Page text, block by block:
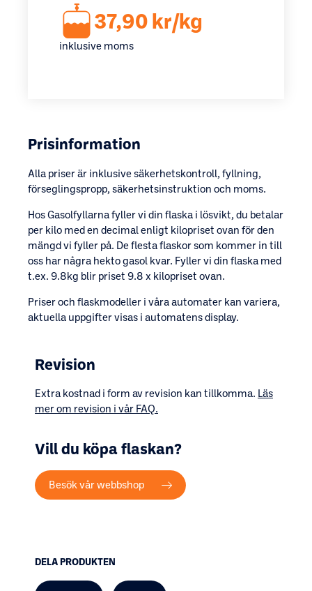
37,90 kr/kg
inklusive moms
Prisinformation
Alla priser är inklusive säkerhetskontroll, fyllning,
förseglingspropp, säkerhetsinstruktion och moms.
Hos Gasolfyllarna fyller vi din flaska i lösvikt, du betalar
per kilo med en decimal enligt kilopriset ovan för den
mängd vi fyller på. De flesta flaskor som kommer in till
oss har några hekto gasol kvar. Fyller vi din flaska med
t.ex. 9.8kg blir priset 9.8 x kilopriset ovan.
Priser och flaskmodeller i våra automater kan variera,
aktuella uppgifter visas i automatens display.
Revision
Extra kostnad i form av revision kan tillkomma. Läs
mer om revision i vår FAQ.
Vill du köpa flaskan?
Besök vår webbshop
DELA PRODUKTEN